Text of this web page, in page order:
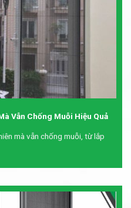
Vẫn Chống Muỗi Hiệu Quả
mà vẫn chống muỗi, từ lắp